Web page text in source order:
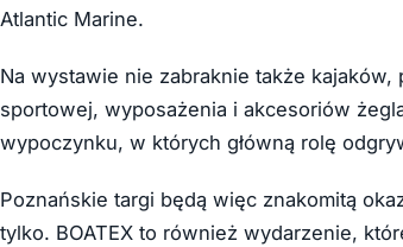
Atlantic Marine.
Na wystawie nie zabraknie także
sportowej, wyposażenia i akcesoriów
wypoczynku, w których główną rolę
Poznańskie targi będą więc znakomitą
tylko. BOATEX to również wydarzenie,